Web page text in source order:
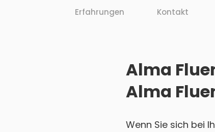
Erfahrungen Kontakt
Alma
Alma
Wenn Sie sich bei